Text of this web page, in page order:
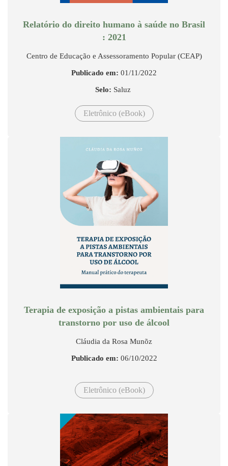
Relatório do direito humano à saúde no Brasil
: 2021
Centro de Educação e Assessoramento Popular (CEAP)
Publicado em: 01/11/2022
Selo: Saluz
Eletrônico (eBook)
Terapia de exposição a pistas ambientais para
transtorno por uso de álcool
Cláudia da Rosa Munõz
Publicado em: 06/10/2022
Eletrônico (eBook)